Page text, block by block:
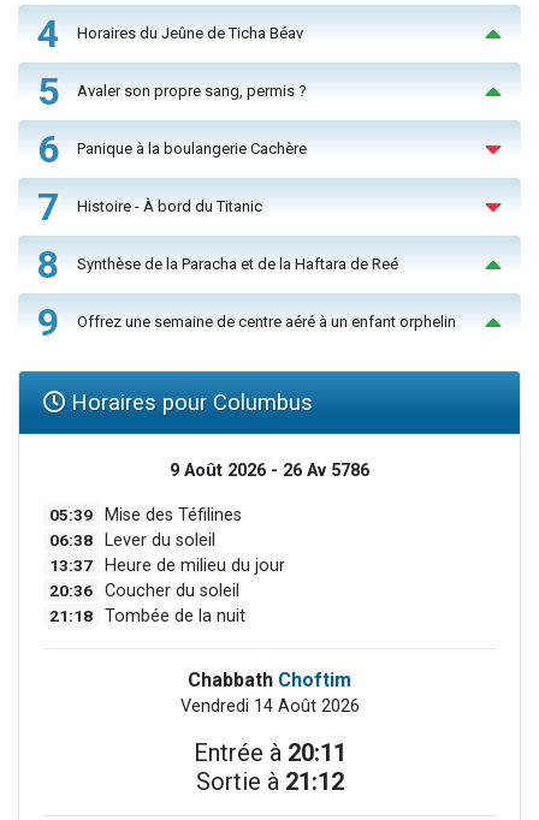
4 Horaires du Jeûne de Ticha Béav
5 Avaler son propre sang, permis ?
6 Panique à la boulangerie Cachère
7 Histoire - À bord du Titanic
8 Synthèse de la Paracha et de la Haftara de Reé
9 Offrez une semaine de centre aéré à un enfant orphelin
Horaires pour Columbus
9 Août 2026 - 26 Av 5786
05:39 Mise des Téfilines
06:38 Lever du soleil
13:37 Heure de milieu du jour
20:36 Coucher du soleil
21:18 Tombée de la nuit
Chabbath Choftim
Vendredi 14 Août 2026
Entrée à 20:11
Sortie à 21:12